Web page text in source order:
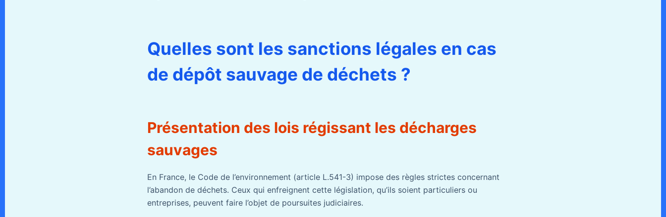
Quelles sont les sanctions légales en cas
de dépôt sauvage de déchets ?
Présentation des lois régissant les décharges
sauvages
En France, le Code de l’environnement (article L.541-3) impose des règles strictes concernant
l’abandon de déchets. Ceux qui enfreignent cette législation, qu’ils soient particuliers ou
entreprises, peuvent faire l’objet de poursuites judiciaires.